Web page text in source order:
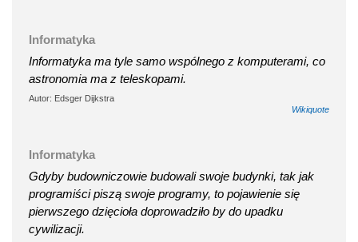
Informatyka
Informatyka ma tyle samo wspólnego z komputerami, co
astronomia ma z teleskopami.
Autor: Edsger Dijkstra
Wikiquote
Informatyka
Gdyby budowniczowie budowali swoje budynki, tak jak
programiści piszą swoje programy, to pojawienie się
pierwszego dzięcioła doprowadziło by do upadku
cywilizacji.